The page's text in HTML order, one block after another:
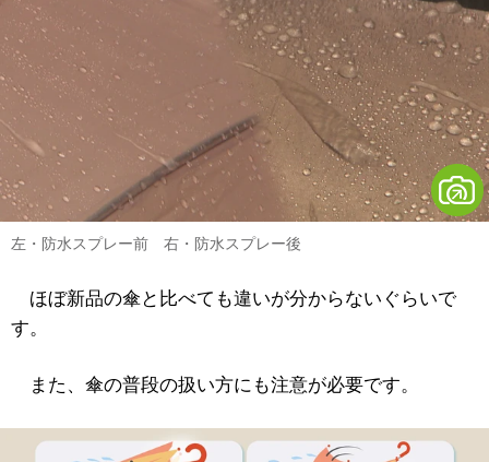
左・防水スプレー前 右・防水スプレー後
ほぼ新品の傘と比べても違いが分からないぐらいで
す。
また、傘の普段の扱い方にも注意が必要です。